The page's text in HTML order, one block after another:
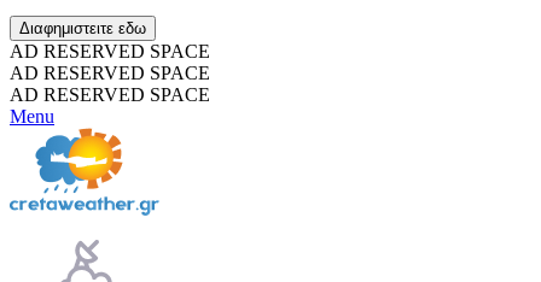
Διαφημιστειτε εδω
AD RESERVED SPACE
AD RESERVED SPACE
AD RESERVED SPACE
Menu